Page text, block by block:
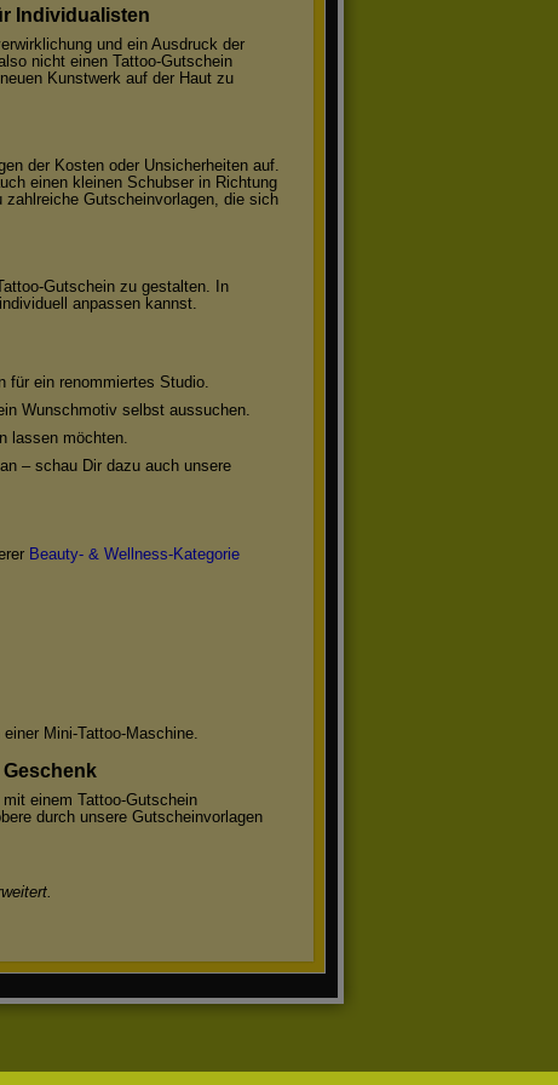
Individualisten
und ein Ausdruck der
nicht einen Tattoo-Gutschein
Kunstwerk auf der Haut zu
der Kosten oder Unsicherheiten auf.
einen kleinen Schubser in Richtung
zahlreiche Gutscheinvorlagen, die sich
Gutschein zu gestalten. In
anpassen kannst.
für ein renommiertes Studio.
Wunschmotiv selbst aussuchen.
lassen möchten.
– schau Dir dazu auch unsere
Beauty- & Wellness-Kategorie
Mini-Tattoo-Maschine.
einem Tattoo-Gutschein
durch unsere Gutscheinvorlagen